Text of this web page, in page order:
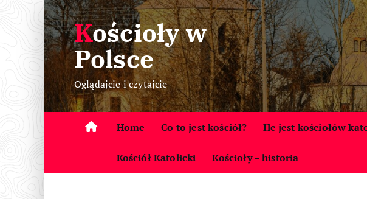
S
k
i
p
t
c
e
Kościoły w
Polsce
Oglądajcie i czytajcie
Home Co to jest kościół? Ile jest kościołów
Kościół Katolicki Kościoły – historia